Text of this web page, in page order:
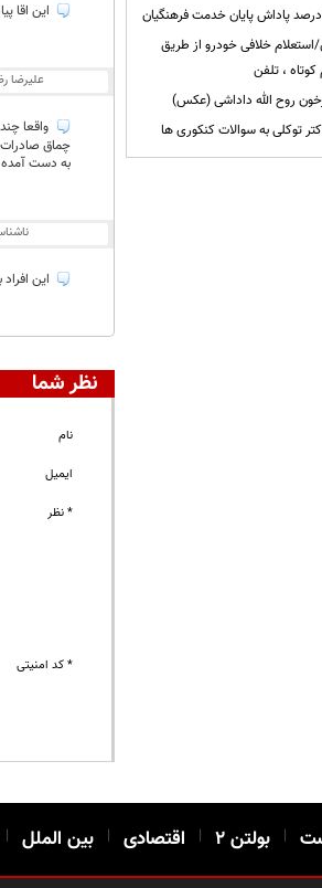
این اقا
علیرضا
واقعا
چماق
به دست آمده
این
نظر شما
نام
ایمیل
* نظر
* کد امنیتی
استعلام خلافی خودرو از طریق
کوتاه ، تلفن
روح الله داداشی (عکس)
توکلی به سوالات کنکوری ها
| بولتن ۲ | اقتصادی | بین الملل |